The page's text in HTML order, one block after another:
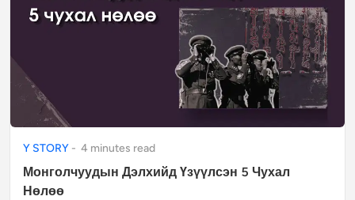
Y STORY - 4 minutes read
Монголчуудын Дэлхийд Үзүүлсэн 5 Чухал
Нөлөө